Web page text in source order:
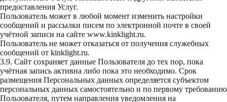
предоставления Услуг.
Пользователь может в любой момент изменить настройки
сообщений и рассылки писем по электронной почте в своей
учётной записи на сайте www.kinklight.ru.
Пользователь не может отказаться от получения служебных
сообщений от kinklight.ru.
3.9. Сайт сохраняет данные Пользователя до тех пор, пока
учётная запись активна либо пока это необходимо. Срок
размещения Персональных данных определяется субъектом
персональных данных самостоятельно и по первому требованию
Пользователя, путем направления уведомления на